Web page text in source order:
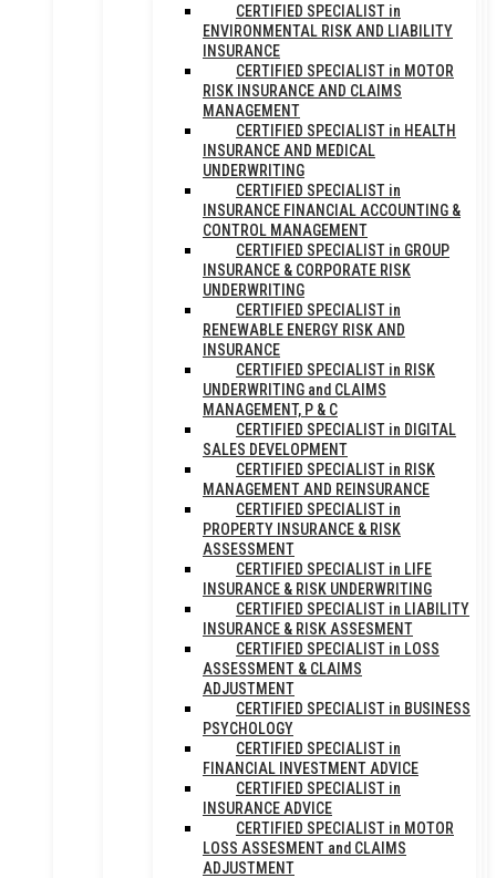
CERTIFIED SPECIALIST in
ENVIRONMENTAL RISK AND LIABILITY
INSURANCE
CERTIFIED SPECIALIST in MOTOR
RISK INSURANCE AND CLAIMS
MANAGEMENT
CERTIFIED SPECIALIST in HEALTH
INSURANCE AND MEDICAL
UNDERWRITING
CERTIFIED SPECIALIST in
INSURANCE FINANCIAL ACCOUNTING &
CONTROL MANAGEMENT
CERTIFIED SPECIALIST in GROUP
INSURANCE & CORPORATE RISK
UNDERWRITING
CERTIFIED SPECIALIST in
RENEWABLE ENERGY RISK AND
INSURANCE
CERTIFIED SPECIALIST in RISK
UNDERWRITING and CLAIMS
MANAGEMENT, P & C
CERTIFIED SPECIALIST in DIGITAL
SALES DEVELOPMENT
CERTIFIED SPECIALIST in RISK
MANAGEMENT AND REINSURANCE
CERTIFIED SPECIALIST in
PROPERTY INSURANCE & RISK
ASSESSMENT
CERTIFIED SPECIALIST in LIFE
INSURANCE & RISK UNDERWRITING
CERTIFIED SPECIALIST in LIABILITY
INSURANCE & RISK ASSESMENT
CERTIFIED SPECIALIST in LOSS
ASSESSMENT & CLAIMS
ADJUSTMENT
CERTIFIED SPECIALIST in BUSINESS
PSYCHOLOGY
CERTIFIED SPECIALIST in
FINANCIAL INVESTMENT ADVICE
CERTIFIED SPECIALIST in
INSURANCE ADVICE
CERTIFIED SPECIALIST in MOTOR
LOSS ASSESMENT and CLAIMS
ADJUSTMENT